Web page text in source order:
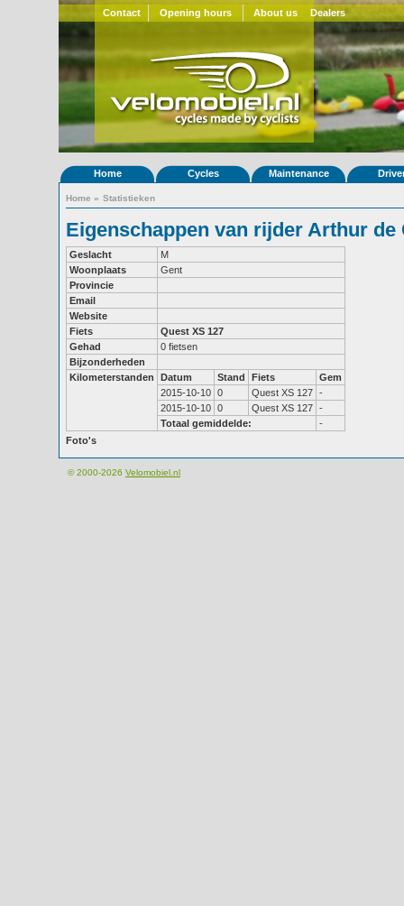
Contact Opening hours About us Dealers
Home Cycles Maintenance
Home » Statistieken
Eigenschappen van rijder Arthur de
Geslacht
M
Woonplaats
Gent
Provincie
Email
Website
Fiets
Quest XS 127
Gehad
0 fietsen
Bijzonderheden
Kilometerstanden
Datum Stand Fiets
Gem
2015-10-10 0 Quest XS 127 -
2015-10-10 0 Quest XS 127 -
Totaal gemiddelde:
-
Foto's
© 2000-2026 Velomobiel.nl